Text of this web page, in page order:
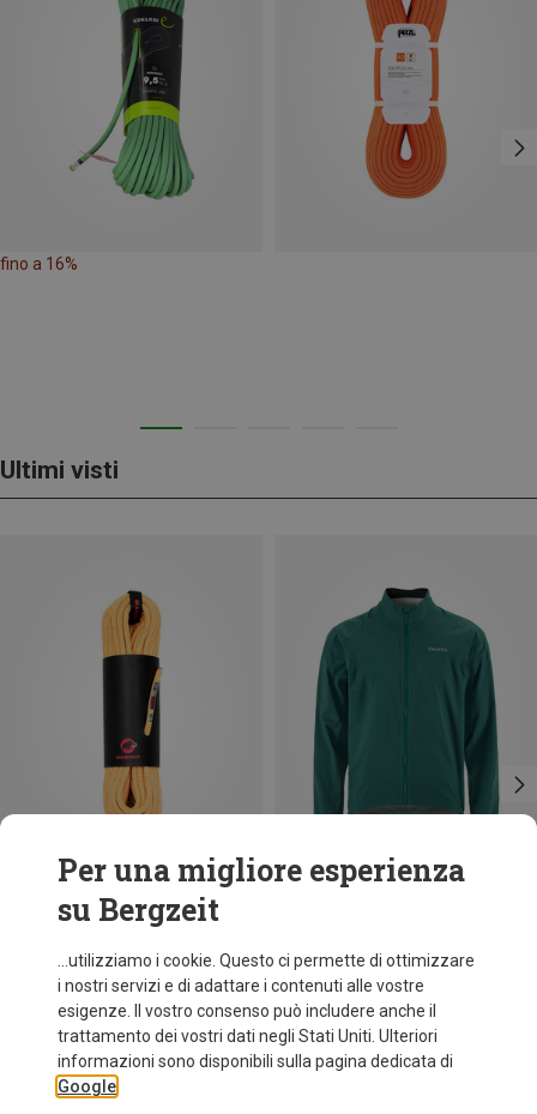
fino a 16%
Ultimi visti
fino a 44%
Per una migliore esperienza
su Bergzeit
...utilizziamo i cookie. Questo ci permette di ottimizzare
i nostri servizi e di adattare i contenuti alle vostre
esigenze. Il vostro consenso può includere anche il
trattamento dei vostri dati negli Stati Uniti. Ulteriori
informazioni sono disponibili sulla pagina dedicata di
Google